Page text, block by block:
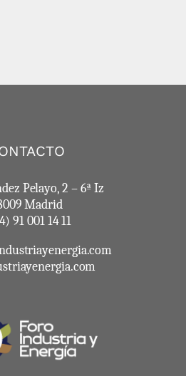
Pelayo, 2 – 6ª Iz
Madrid
91 001 14 11